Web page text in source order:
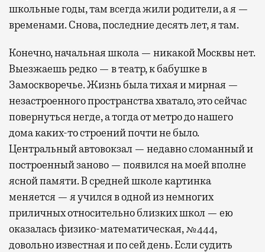
школьные годы, там всегда жили родители, а я —
временами. Снова, последние десять лет, я там.
Конечно, начальная школа — никакой Москвы нет.
Выезжаешь редко — в театр, к бабушке в
Замоскворечье. Жизнь была тихая и мирная —
незастроенного пространства хватало, это сейчас
повернуться негде, а тогда от метро до нашего
дома каких-то строений почти не было.
Центральный автовокзал — недавно сломанный и
построенный заново — появился на моей вполне
ясной памяти. В средней школе картинка
меняется — я учился в одной из немногих
приличных относительно близких школ — ею
оказалась физико-математическая, №444,
довольно известная и по сей день. Если судить